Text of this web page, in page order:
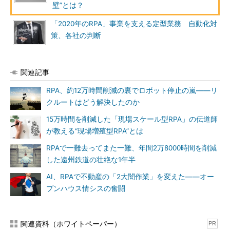
壁”とは？
「2020年のRPA」事業を支える定型業務 自動化対
策、各社の判断
関連記事
RPA、約12万時間削減の裏でロボット停止の嵐――リ
クルートはどう解決したのか
15万時間を削減した「現場スケール型RPA」の伝道師
が教える“現場増殖型RPA”とは
RPAで一難去ってまた一難、年間2万8000時間を削減
した遠州鉄道の壮絶な1年半
AI、RPAで不動産の「2大闇作業」を変えた――オー
プンハウス情シスの奮闘
関連資料（ホワイトペーパー） PR